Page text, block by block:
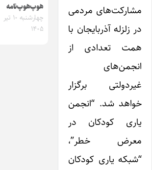
مشارکت‌های مردمی
در زلزله آذربایجان با
همت تعدادی از
انجمن‌های
غیردولتی برگزار
خواهد شد. “انجمن
یاری کودکان در
معرض خطر”،
“شبکه یاری کودکان
هوپ‌هوپ‌نامه
چهارشنبه ۱۰ تیر
۱۴۰۵